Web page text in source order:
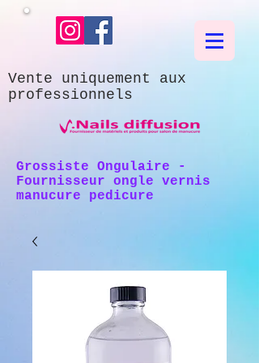
Vente uniquement aux
professionnels
Grossiste Ongulaire -
Fournisseur ongle vernis
manucure pedicure